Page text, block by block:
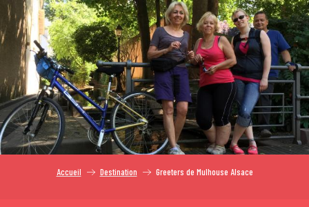
Aller
au
contenu
principal
Accueil Destination Greeters de Mulhouse Alsace